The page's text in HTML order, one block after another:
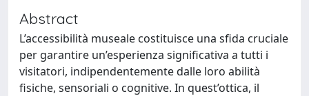
Abstract
L’accessibilità museale costituisce una sfida cruciale
per garantire un’esperienza significativa a tutti i
visitatori, indipendentemente dalle loro abilità
fisiche, sensoriali o cognitive. In quest’ottica, il